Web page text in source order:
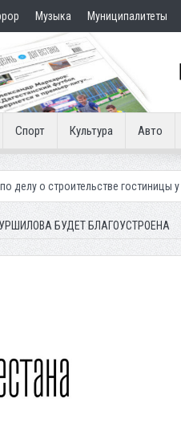
Музыка Муниципалитеты
Спорт Культура Авто
гостиницы у Ханагского
БУДЕТ БЛАГОУСТРОЕНА